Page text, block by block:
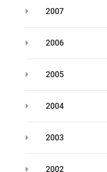
2007
2006
2005
2004
2003
2002